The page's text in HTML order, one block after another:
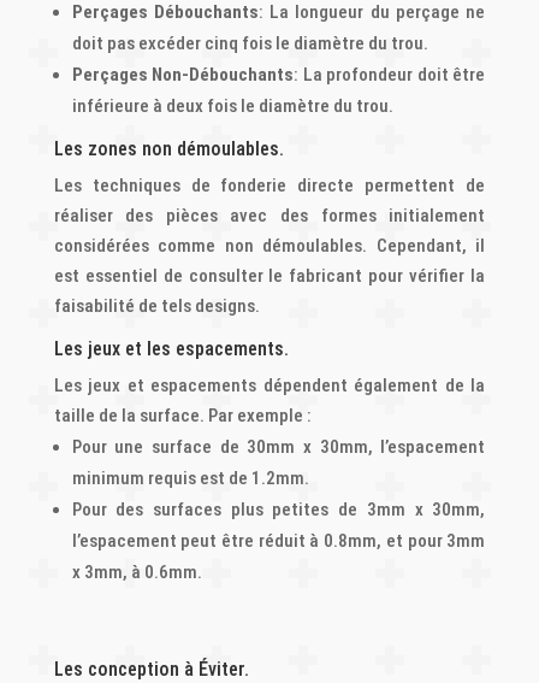
Perçages Débouchants: La longueur du perçage ne
doit pas excéder cinq fois le diamètre du trou.
Perçages Non-Débouchants: La profondeur doit être
inférieure à deux fois le diamètre du trou.
Les zones non démoulables.
Les techniques de fonderie directe permettent de
réaliser des pièces avec des formes initialement
considérées comme non démoulables. Cependant, il
est essentiel de consulter le fabricant pour vérifier la
faisabilité de tels designs.
Les jeux et les espacements.
Les jeux et espacements dépendent également de la
taille de la surface. Par exemple :
Pour une surface de 30mm x 30mm, l’espacement
minimum requis est de 1.2mm.
Pour des surfaces plus petites de 3mm x 30mm,
l’espacement peut être réduit à 0.8mm, et pour 3mm
x 3mm, à 0.6mm.
Les conception à Éviter.